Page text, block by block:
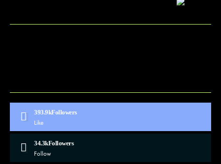
393.9kFollowers
Like
34.3kFollowers
Follow